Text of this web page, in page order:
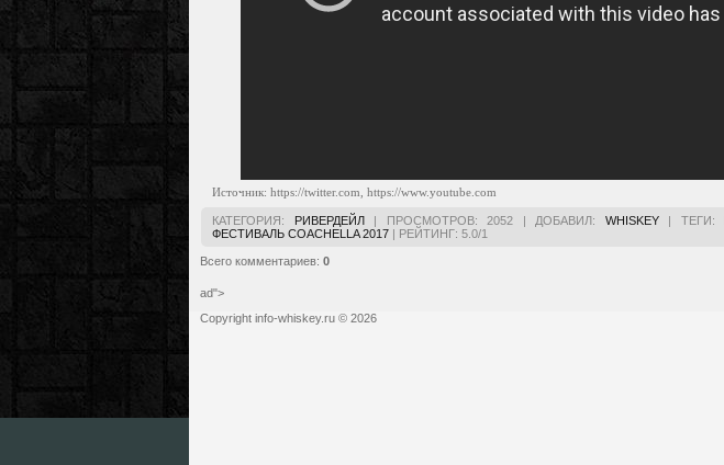
Источник: https://twitter.com, https://www.youtube.com
КАТЕГОРИЯ: РИВЕРДЕЙЛ| ПРОСМОТРОВ: 2052 | ДОБАВИЛ: WHISKEY | ТЕГИ:
ФЕСТИВАЛЬ COACHELLA 2017 | РЕЙТИНГ: 5.0/1
Всего комментариев: 0
ad">
Copyright info-whiskey.ru © 2026